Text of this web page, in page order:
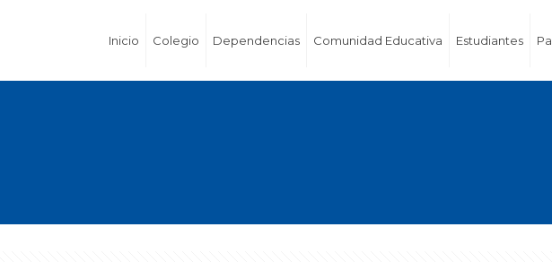
Inicio Colegio Dependencias Comunidad Educativa Estudiantes